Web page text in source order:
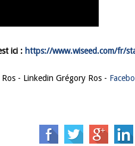
ici : https://www.wiseed.com/fr/
- Linkedin Grégory Ros -